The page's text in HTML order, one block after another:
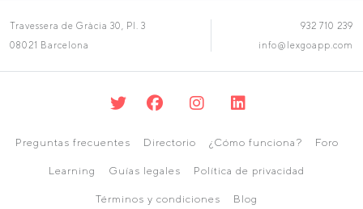
Travessera de Gràcia 30, Pl. 3
08021 Barcelona
932 710 239
info@lexgoapp.com
Preguntas frecuentes Directorio ¿Cómo funciona? Foro
Learning Guías legales Política de privacidad
Términos y condiciones Blog